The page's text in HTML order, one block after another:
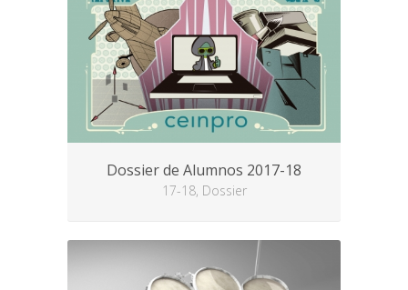
Dossier de Alumnos 2017-18
17-18, Dossier